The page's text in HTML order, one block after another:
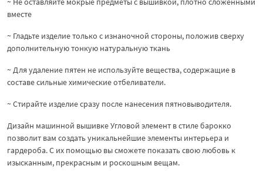
вместе
~ Гладьте изделие только с изнаночной стороны, положив сверху
дополнительную тонкую натуральную ткань
~ Для удаление пятен не используйте вещества, содержащие в
составе сильные химические отбеливатели.
~ Стирайте изделие сразу после нанесения пятновыводителя.
Дизайн машинной вышивке Угловой элемент в стиле барокко
позволит вам создать уникальнейшие элементы интерьера и
гардероба. С их помощью вы сможете показать свою любовь к
изысканным, прекрасным и роскошным вещам.